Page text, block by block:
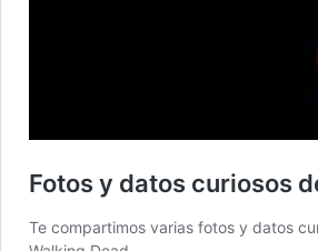
Fotos y datos curiosos
Te compartimos varias fotos y datos